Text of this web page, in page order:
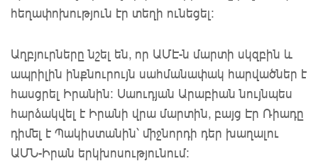
հեղափոխություն էր տեղի ունեցել։
Աղբյուրները նշել են, որ ԱՄԷ-ն մարտի սկզբին և
ապրիլին ինքնուրույն սահմանափակ հարվածներ է
հասցրել Իրանին: Սաուդյան Արաբիան նույնպես
հարձակվել է Իրանի վրա մարտին, բայց Էր Ռիադը
դիմել է Պակիստանին՝ միջնորդի դեր խաղա
ԱՄՆ-Իրան երկխոսությունում։